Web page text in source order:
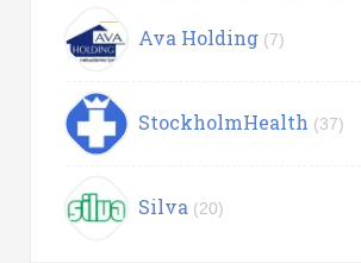
Ava Holding (7)
StockholmHealth (37)
Silva (20)